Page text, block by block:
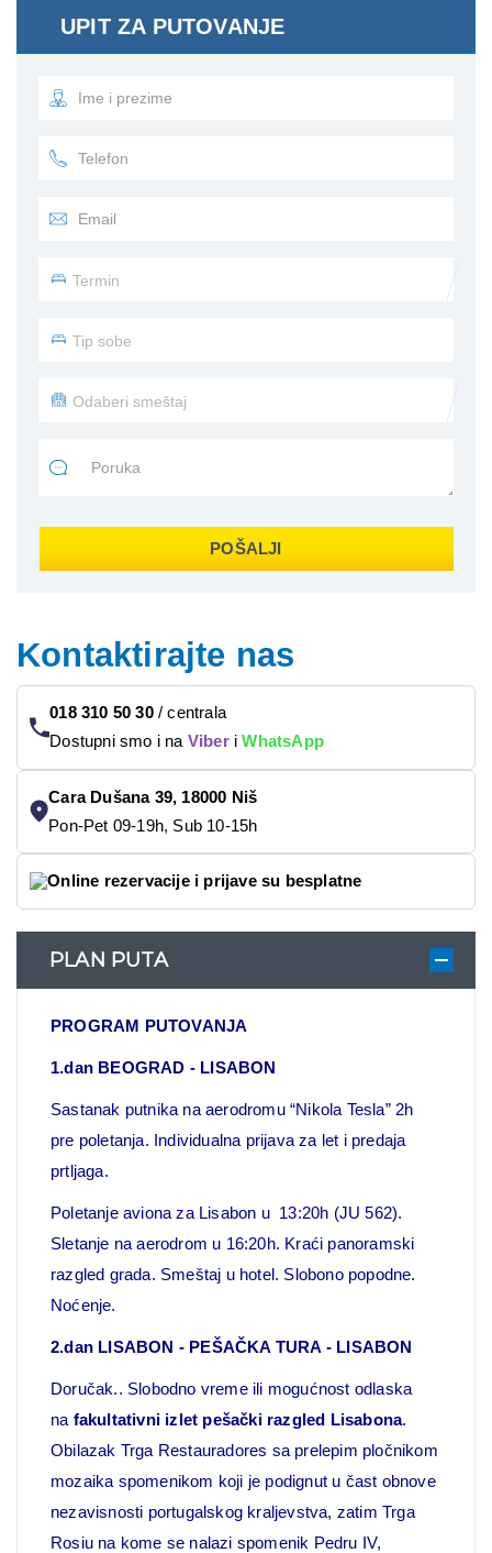
UPIT ZA PUTOVANJE
POŠALJI
Kontaktirajte nas
018 310 50 30/centrala
Dostupni smo i na ViberiWhatsApp
Cara Dušana 39, 18000 Niš
Pon-Pet 09-19h, Sub 10-15h
Online rezervacije i prijave su besplatne
PLAN PUTA
PROGRAM PUTOVANJA
1.dan BEOGRAD - LISABON
Sastanak putnika na aerodromu “Nikola Tesla” 2h
pre poletanja. Individualna prijava za let i predaja
prtljaga.
Poletanje aviona za Lisabon u 13:20h (JU 562).
Sletanje na aerodrom u 16:20h. Kraći panoramski
razgled grada. Smeštaj u hotel. Slobono popodne.
Noćenje.
2.dan LISABON - PEŠAČKA TURA - LISABON
Doručak.. Slobodno vreme ili mogućnost odlaska
na fakultativni izlet pešački razgled Lisabona.
Obilazak Trga Restauradores sa prelepim pločnikom
mozaika spomenikom koji je podignut u čast obnove
nezavisnosti portugalskog kraljevstva, zatim Trga
Rosiu na kome se nalazi spomenik Pedru IV,